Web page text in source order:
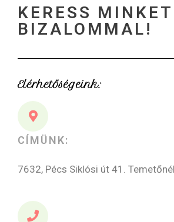
KERESS MINKET
BIZALOMMAL!
Elérhetőségeink:
CÍMÜNK:
7632, Pécs Siklósi út 41.